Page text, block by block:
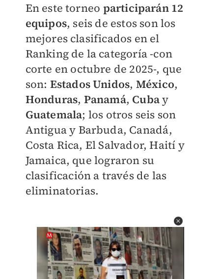
En este torneo participarán 12
equipos, seis de estos son los
mejores clasificados en el
Ranking de la categoría -con
corte en octubre de 2025-, que
son: Estados Unidos, México,
Honduras, Panamá, Cubay
Guatemala; los otros seis son
Antigua y Barbuda, Canadá,
Costa Rica, El Salvador, Haití y
Jamaica, que lograron su
clasificación a través de las
eliminatorias.